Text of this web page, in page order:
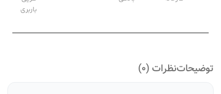
باربری
توضیحاتنظرات (0)